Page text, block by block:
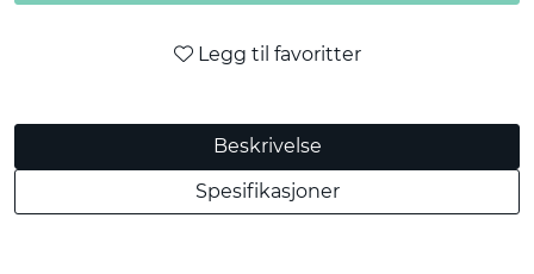
Legg til favoritter
Beskrivelse
Spesifikasjoner